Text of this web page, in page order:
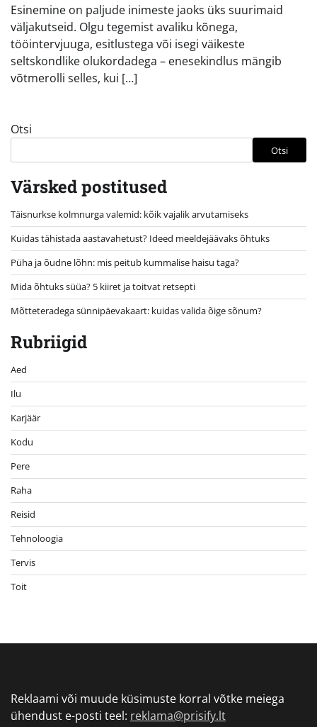
Esinemine on paljude inimeste jaoks üks suurimaid
väljakutseid. Olgu tegemist avaliku kõnega,
tööintervjuuga, esitlustega või isegi väikeste
seltskondlike olukordadega – enesekindlus mängib
võtmerolli selles, kui […]
Otsi
Otsi
Värsked postitused
Täisnurkse kolmnurga valemid: kõik vajalik arvutamiseks
Kuidas tähistada aastavahetust? Ideed meeldejäävaks õhtuks
Püha ja õudne lõhn: mis peitub kummalise haisu taga?
Mida õhtuks süüa? 5 kiiret ja toitvat retsepti
Mõtteteradega sünnipäevakaart: kuidas valida õige sõnum?
Rubriigid
Aed
Ilu
Karjäär
Kodu
Pere
Raha
Reisid
Tehnoloogia
Tervis
Toit
Reklaami või muude küsimuste korral võtke meiega
ühendust e-posti teel: reklama@prisify.lt